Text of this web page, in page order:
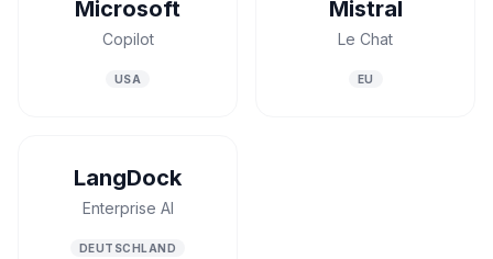
Microsoft
Copilot
USA
Mistral
Le Chat
EU
LangDock
Enterprise AI
DEUTSCHLAND